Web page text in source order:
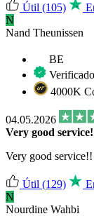
Útil (105)
N
Nand Theunissen
BE
Verificado
4000K
04.05.2026
Very good
Very good service!!
Útil (129)
N
Nourdine Wahbi